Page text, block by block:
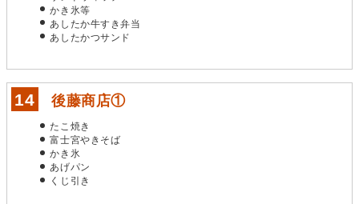
かき氷等
あしたか牛すき弁当
あしたかつサンド
後藤商店①
たこ焼き
富士宮やきそば
かき氷
あげパン
くじ引き